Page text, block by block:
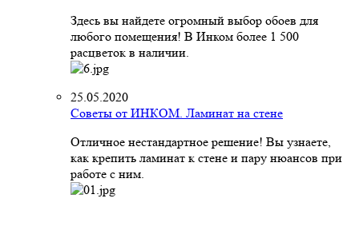
Здесь вы найдете огромный выбор обоев для
любого помещения! В Инком более 1 500
расцветок в наличии.
25.05.2020
Советы от ИНКОМ. Ламинат на стене
Отличное нестандартное решение! Вы узнаете,
как крепить ламинат к стене и пару нюансов при
работе с ним.